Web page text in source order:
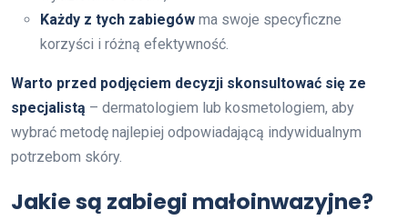
Każdy z tych zabiegów ma swoje specyficzne
korzyści i różną efektywność.
Warto przed podjęciem decyzji skonsultować się ze
specjalistą – dermatologiem lub kosmetologiem, aby
wybrać metodę najlepiej odpowiadającą indywidualnym
potrzebom skóry.
Jakie są zabiegi małoinwazyjne?